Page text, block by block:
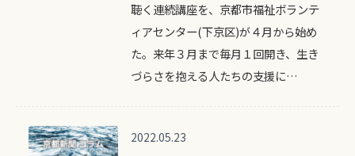
聴く連続講座を、京都市福祉ボランテ
ィアセンター(下京区)が４月から始め
た。来年３月まで毎月１回開き、生き
づらさを抱える人たちの支援に…
2022.05.23